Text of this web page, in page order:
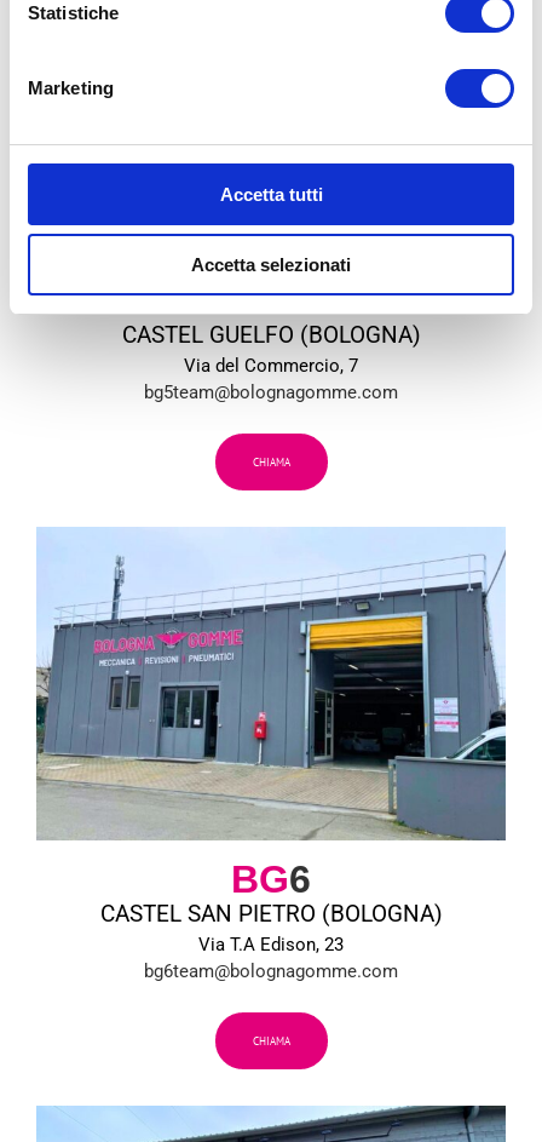
Statistiche
Marketing
Accetta tutti
Accetta selezionati
BG5
CASTEL GUELFO (BOLOGNA)
Via del Commercio, 7
bg5team@bolognagomme.com
CHIAMA
BG6
CASTEL SAN PIETRO (BOLOGNA)
Via T.A Edison, 23
bg6team@bolognagomme.com
CHIAMA